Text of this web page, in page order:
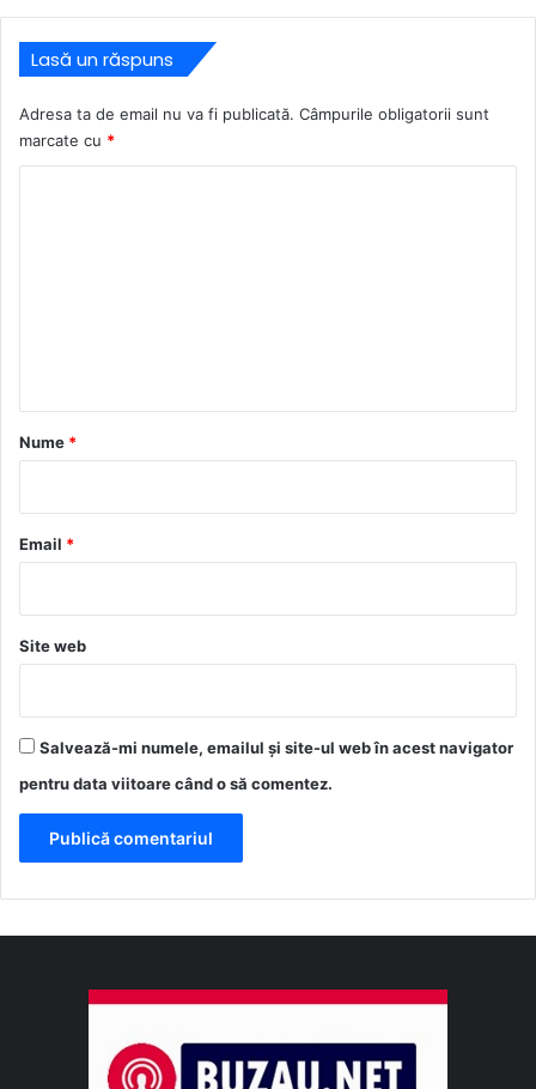
Lasă un răspuns
Adresa ta de email nu va fi publicată. Câmpurile obligatorii sunt
marcate cu *
r
*
Nume *
Email *
Site web
Salvează-mi numele, emailul și site-ul web în acest navigator
pentru data viitoare când o să comentez.